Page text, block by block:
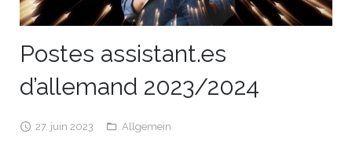
Niveaux de base
Perfectionnement
Cours enfants / ados
Cours particuliers
Infos profs d’allemand
Matériel pédagogique
Formation des enseignants
Infos pour les parents
Section Internationale Allemand
Cercle de lecture
Onleihe – Prêt en ligne
écolotude
Conseil de mobilité
Parcourir les annonces
Brieffreunde@correspondants
Notre équipe
Equipe de Montpellier
Jumelage Heidelberg / Montpellier
Maison de Montpellier
Partenaires institutionnels
Coopérations culturelles et pédagogiques
Réseaux franco-allemands en LR
JEU
Les Mystères de Heidelberg
Postes assistant.es
d’allemand 2023/2024
27. juin 2023 Allgemein